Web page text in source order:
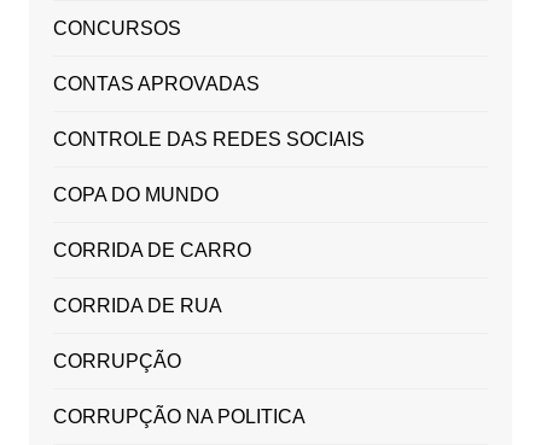
CONCURSOS
CONTAS APROVADAS
CONTROLE DAS REDES SOCIAIS
COPA DO MUNDO
CORRIDA DE CARRO
CORRIDA DE RUA
CORRUPÇÃO
CORRUPÇÃO NA POLITICA